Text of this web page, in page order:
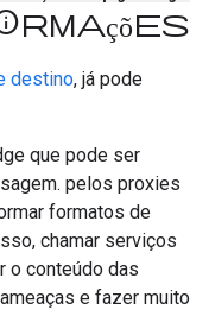
destino, já pode
que pode ser
pelos proxies
formatos de
chamar serviços
o conteúdo das
e fazer muito